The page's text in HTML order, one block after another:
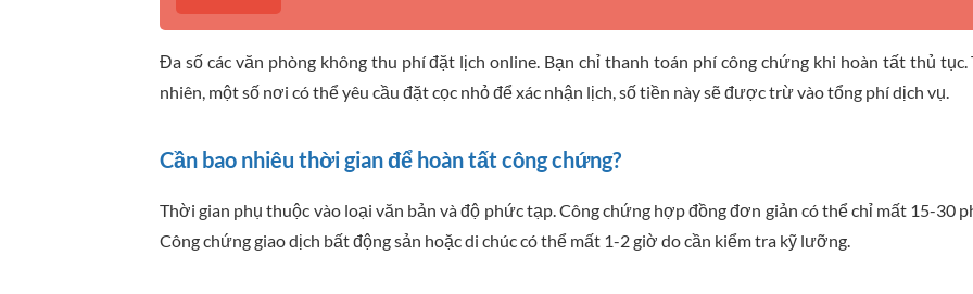
Đa số các văn phòng không thu phí đặt lịch online. Bạn chỉ thanh toán phí công chứng khi hoàn tất thủ tục.
nhiên, một số nơi có thể yêu cầu đặt cọc nhỏ để xác nhận lịch, số tiền này sẽ được trừ vào tổng phí dịch vụ.
Cần bao nhiêu thời gian để hoàn tất công chứng?
Thời gian phụ thuộc vào loại văn bản và độ phức tạp. Công chứng hợp đồng đơn giản có thể chỉ mất 15-30
Công chứng giao dịch bất động sản hoặc di chúc có thể mất 1-2 giờ do cần kiểm tra kỹ lưỡng.